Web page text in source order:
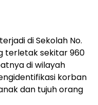
di Sekolah No.
terletak sekitar 960
di wilayah
korban
dan tujuh orang